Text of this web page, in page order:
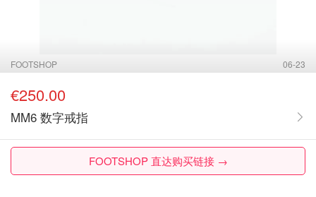
FOOTSHOP 06-23
€250.00
MM6 数字戒指
FOOTSHOP 直达购买链接 →